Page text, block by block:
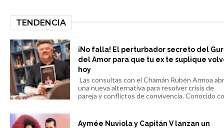
TENDENCIA
¡No falla! El perturbador secreto del
del Amor para que tu ex te suplique
hoy
Las consultas con el Chamán Rubén Armoa
una nueva alternativa para resolver crisis de
pareja y conflictos de convivencia. Conocido
Aymée Nuviola y Capitán V lanzan un